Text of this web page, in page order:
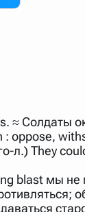
их во
неизвестных
и нажать
Пишем в
ненужные
≈ Солдаты
: oppose,
л.) They
blast мы не